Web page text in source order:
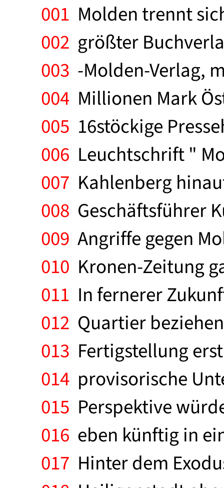
001 Molden trennt
002 größter
003 -Molden-Verlag,
004 Millionen Mark
005 16stöckige
006 Leuchtschrift "
007 Kahlenberg
008 Geschäftsführer
009 Angriffe gegen
010 Kronen-Zeitung
011 In fernerer
012 Quartier
013 Fertigstellung
014 provisorische
015 Perspektive
016 eben künftig in
017 Hinter dem